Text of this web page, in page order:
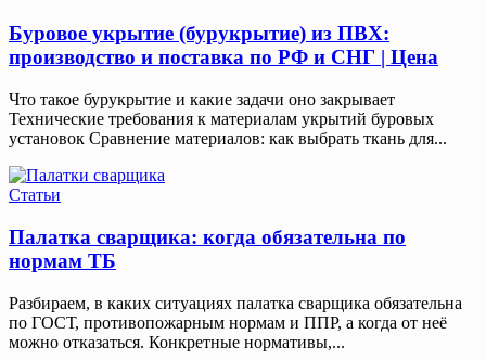
Буровое укрытие (бурукрытие) из ПВХ:
производство и поставка по РФ и СНГ | Цена
Что такое бурукрытие и какие задачи оно закрывает
Технические требования к материалам укрытий буровых
установок Сравнение материалов: как выбрать ткань для...
Статьи
Палатка сварщика: когда обязательна по
нормам ТБ
Разбираем, в каких ситуациях палатка сварщика обязательна
по ГОСТ, противопожарным нормам и ППР, а когда от неё
можно отказаться. Конкретные нормативы,...